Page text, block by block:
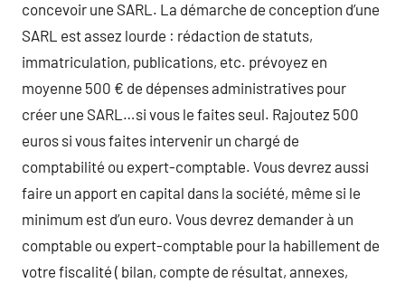
concevoir une SARL. La démarche de conception d’une
SARL est assez lourde : rédaction de statuts,
immatriculation, publications, etc. prévoyez en
moyenne 500 € de dépenses administratives pour
créer une SARL…si vous le faites seul. Rajoutez 500
euros si vous faites intervenir un chargé de
comptabilité ou expert-comptable. Vous devrez aussi
faire un apport en capital dans la société, même si le
minimum est d’un euro. Vous devrez demander à un
comptable ou expert-comptable pour la habillement de
votre fiscalité ( bilan, compte de résultat, annexes,